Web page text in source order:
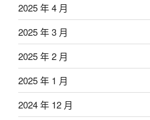
2025 年 4 月
2025 年 3 月
2025 年 2 月
2025 年 1 月
2024 年 12 月